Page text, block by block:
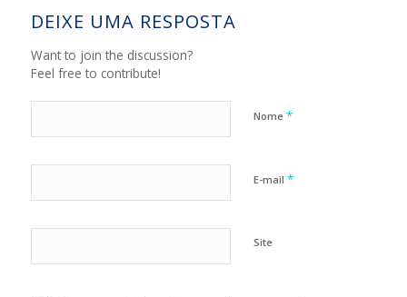
DEIXE UMA RESPOSTA
Want to join the discussion?
Feel free to contribute!
Nome *
E-mail *
Site